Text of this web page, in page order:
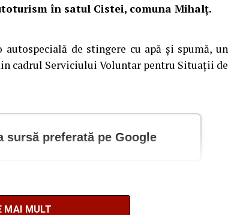
în satul Cistei, comuna Mihalț.
de stingere cu apă și spumă, un
cadrul Serviciului Voluntar pentru Situații de
sursă preferată pe Google
vârstnici cu servicii de îngrijire la domiciliu din
MAI MULT